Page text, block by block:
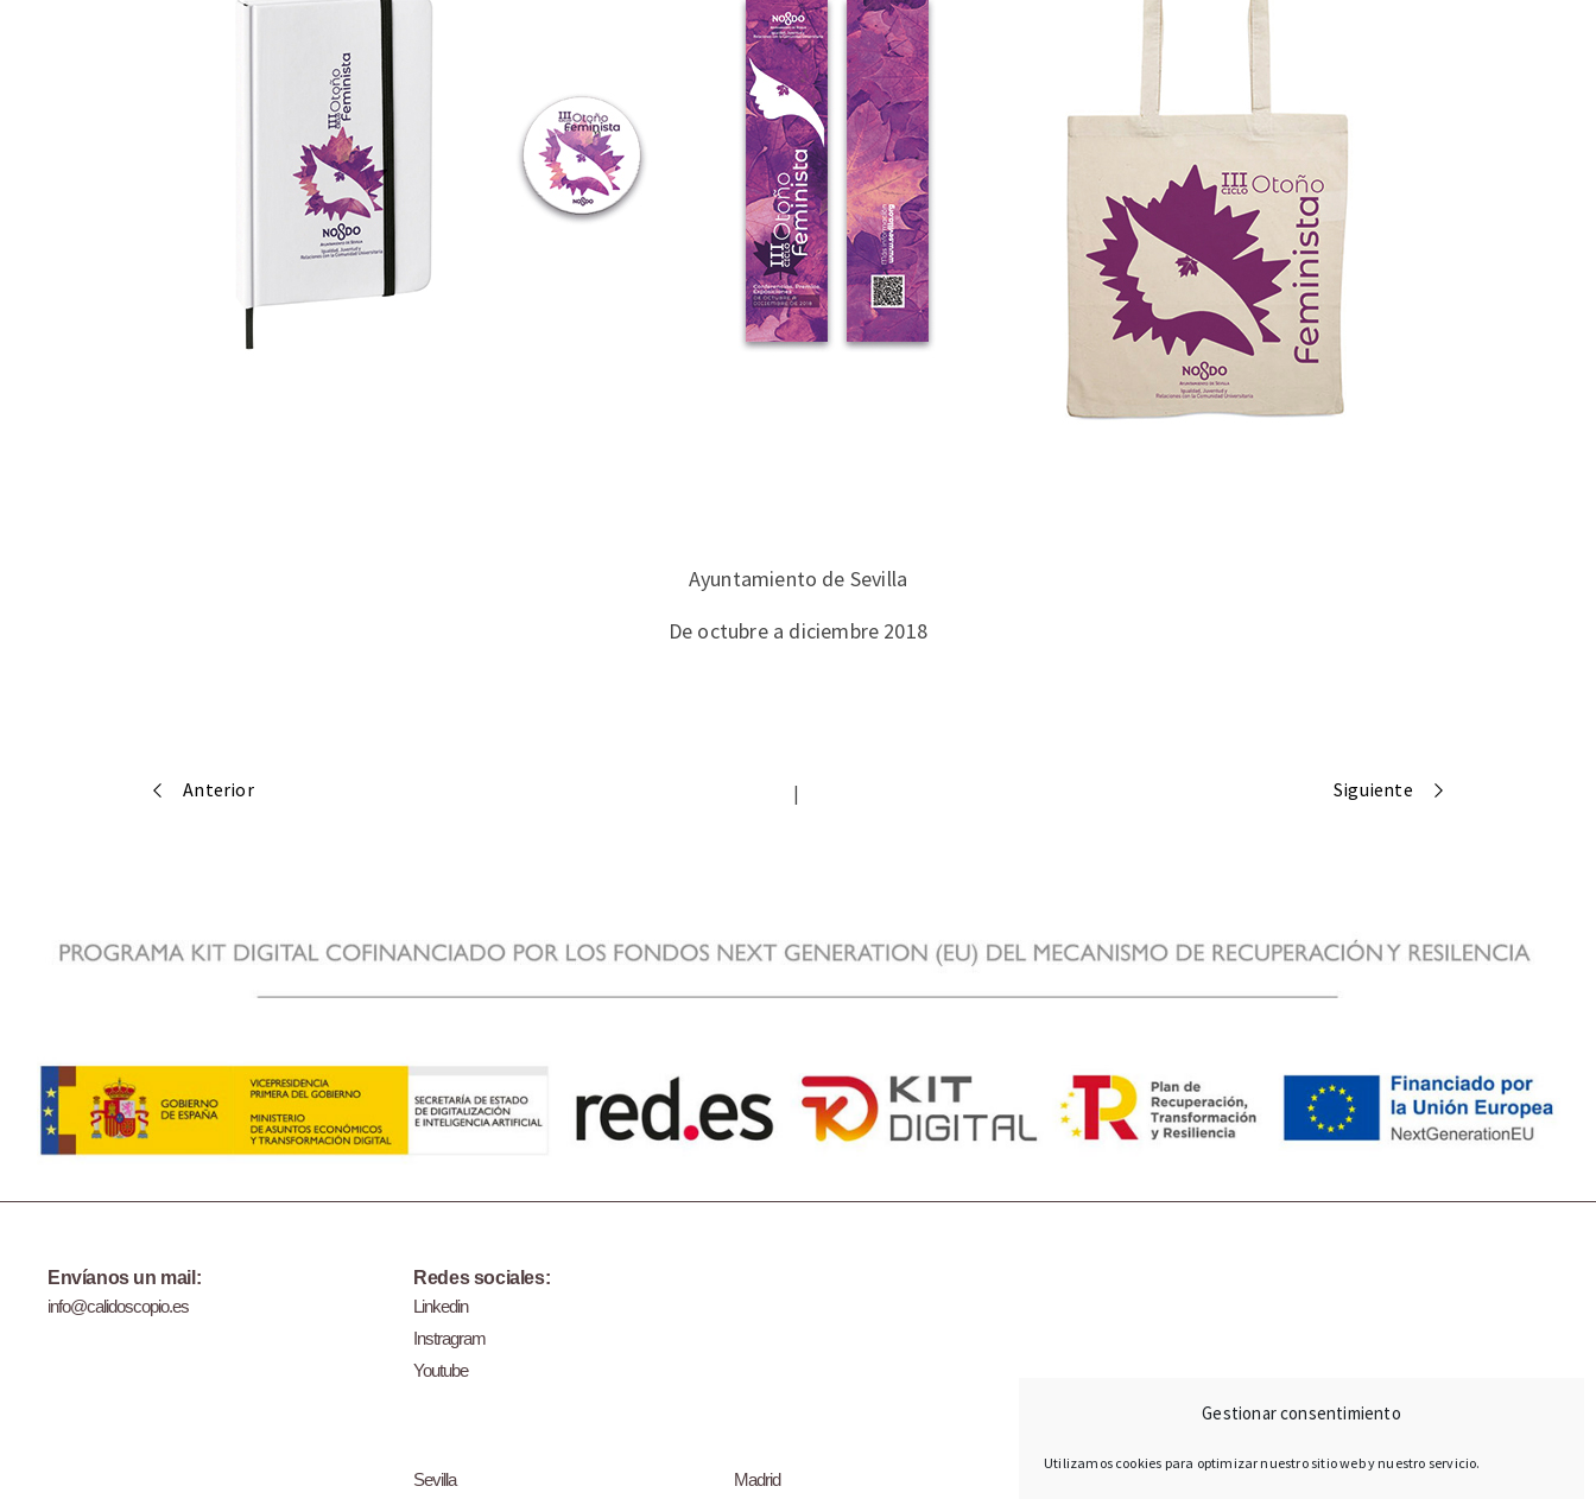
Gestionar consentimiento
Utilizamos cookies para optimizar nuestro sitio web y nuestro servicio.
Ayuntamiento de Sevilla
De octubre a diciembre 2018
Anterior | Siguiente
Envíanos un mail:
info@calidoscopio.es
Redes sociales:
Linkedin
Instragram
Youtube
Sevilla Madrid